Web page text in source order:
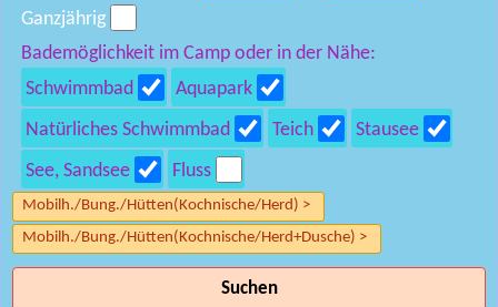
Ganzjährig
Bademöglichkeit im Camp oder in der Nähe:
Schwimmbad
Aquapark
Natürliches Schwimmbad
Teich
Stausee
See, Sandsee
Fluss
Mobilh./Bung./Hütten(Kochnische/Herd) >
Mobilh./Bung./Hütten(Kochnische/Herd+Dusche) >
Suchen